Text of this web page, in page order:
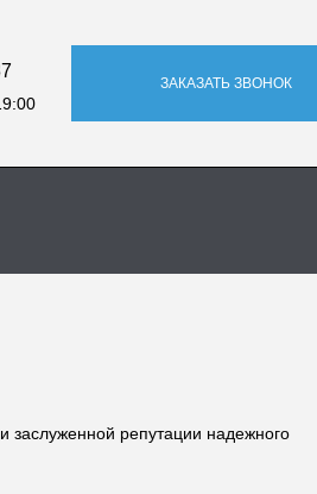
ЗАКАЗАТЬ ЗВОНОК
заслуженной репутации надежного